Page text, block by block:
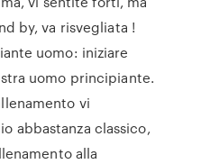
by, va risvegliata !
uomo: iniziare
uomo principiante.
vi
abbastanza classico,
alla